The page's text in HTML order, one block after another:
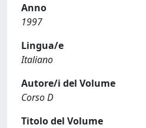
Anno
1997
Lingua/e
Italiano
Autore/i del Volume
Corso D
Titolo del Volume